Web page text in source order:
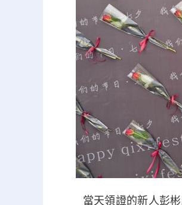
當天領證的新人彭彬